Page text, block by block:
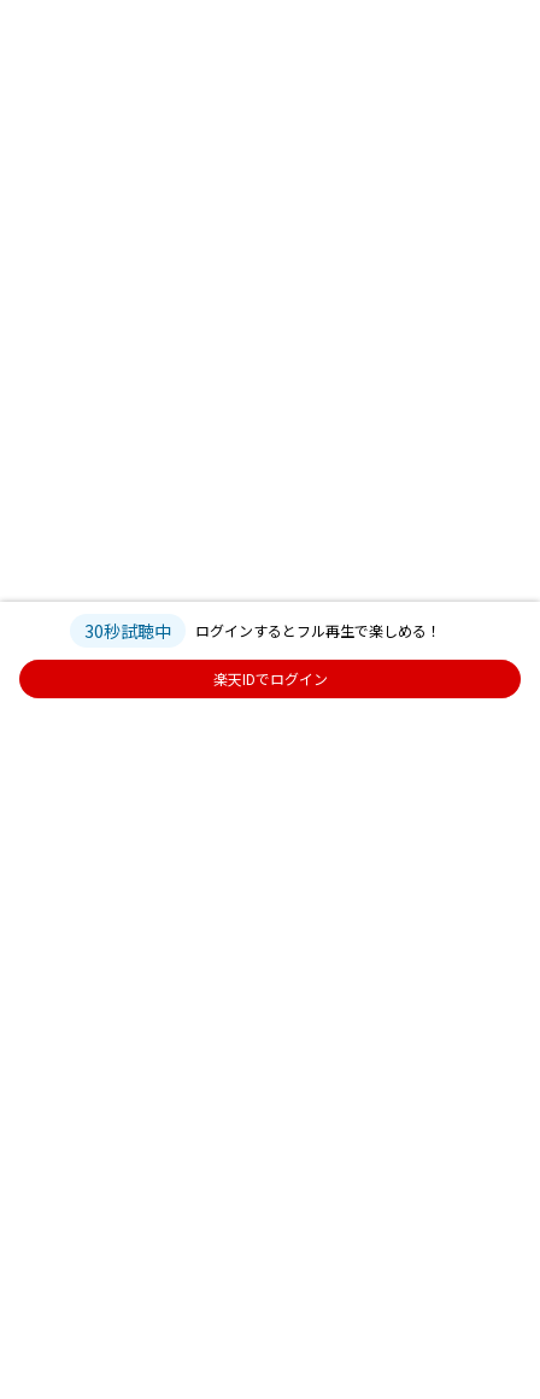
30秒試聴中 ログインするとフル再生で楽しめる！
楽天IDでログイン